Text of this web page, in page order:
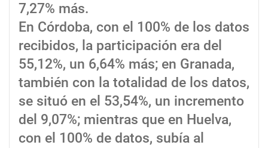
7,27% más.
En Córdoba, con el 100% de los datos
recibidos, la participación era del
55,12%, un 6,64% más; en Granada,
también con la totalidad de los datos,
se situó en el 53,54%, un incremento
del 9,07%; mientras que en Huelva,
con el 100% de datos, subía al